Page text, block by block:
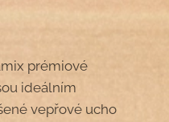
prémiové
ideálním
vepřové ucho